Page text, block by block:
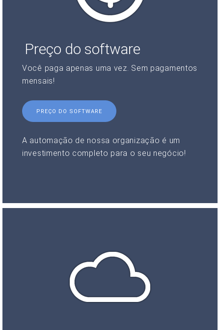
Preço do software
Você paga apenas uma vez. Sem pagamentos
mensais!
PREÇO DO SOFTWARE
A automação de nossa organização é um
investimento completo para o seu negócio!